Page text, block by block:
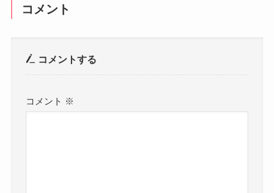
コメント
コメントする
コメント ※